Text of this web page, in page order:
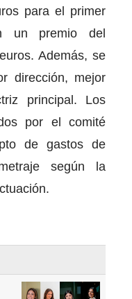
para el primer
un premio del
Además, se
dirección, mejor
principal. Los
por el comité
de gastos de
según la